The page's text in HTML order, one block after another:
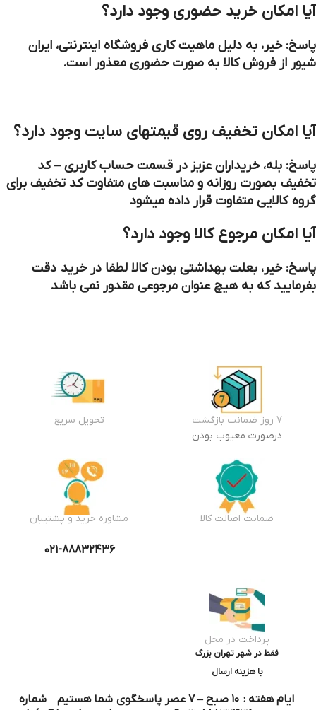
آیا امکان خرید حضوری وجود دارد؟
پاسخ: خیر، به دلیل ماهیت کاری فروشگاه اینترنتی، ایران
شیور از فروش کالا به صورت حضوری معذور است.
آیا امکان تخفیف روی قیمتهای سایت وجود دارد؟
پاسخ: بله، خریداران عزیز در قسمت حساب کاربری – کد
تخفیف بصورت روزانه و مناسبت های متفاوت کد تخفیف برای
گروه کالایی متفاوت قرار داده میشود
آیا امکان مرجوع کالا وجود دارد؟
پاسخ: خیر، بعلت بهداشتی بودن کالا لطفا در خرید دقت
بفرمایید که به هیچ عنوان مرجوعی مقدور نمی باشد
7 روز ضمانت بازگشت
درصورت معیوب بودن
تحویل سریع
ضمانت اصالت کالا مشاوره خرید و پشتیبان
021-88832436
پرداخت در محل
فقط در شهر تهران بزرگ
با هزینه ارسال
ایام هفته : ۱۰ صبح – ۷ عصر پاسخگوی شما هستیم شماره